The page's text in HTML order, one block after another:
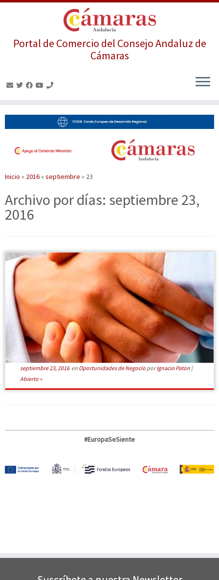
contenido
Portal de Comercio del Consejo Andaluz de
Cámaras
Inicio » 2016» septiembre » 23
Archivo por días: septiembre 23,
2016
[Leer más]
septiembre 23, 2016en Oportunidades de Negocio porIgnacio Paton|
Abierto »
#EuropaSeSiente